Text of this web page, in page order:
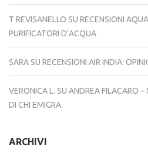
T REVISANELLO SU RECENSIONI
PURIFICATORI D’ACQUA
SARA SU RECENSIONI AIR INDIA:
VERONICA L. SU ANDREA FILACARO –
DI CHI EMIGRA.
ARCHIVI